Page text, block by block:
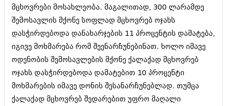
მცხოვრები მოსახლეობა. მაგალითად, 300 ლარამდე
შემოსავლის მქონე სოფლად მცხოვრებ ოჯახს
დასჭირდებოდა დანახარჯების 11 პროცენტის დამატება,
იგივე მოხმარება რომ შეენარჩუნებინათ. ხოლო იმავე
ოდენობის შემოსავლების მქონე ქალაქად მცხოვრებ
ოჯახს დასჭირდებოდა დამატებით 10 პროცენტი
მოხმარების იმავე დონის შესანარჩუნებლად. თუმცა
ქალაქად მცხოვრებ შედარებით უფრო მაღალი